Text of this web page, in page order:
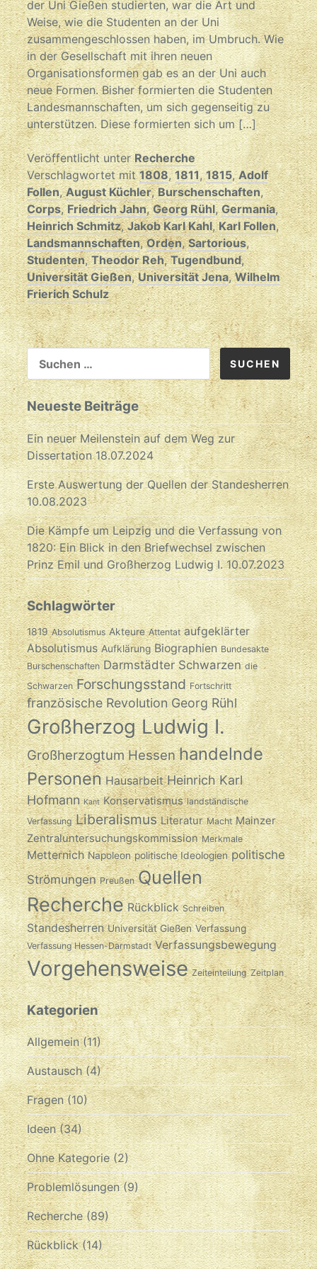
der Uni Gießen studierten, war die Art und
Weise, wie die Studenten an der Uni
zusammengeschlossen haben, im Umbruch. Wie
in der Gesellschaft mit ihren neuen
Organisationsformen gab es an der Uni auch
neue Formen. Bisher formierten die Studenten
Landesmannschaften, um sich gegenseitig zu
unterstützen. Diese formierten sich um […]
Veröffentlicht unterRecherche
Verschlagwortet mit1808,1811,1815,Adolf
Follen,August Küchler,Burschenschaften,
Corps,Friedrich Jahn,Georg Rühl,Germania,
Heinrich Schmitz,Jakob Karl Kahl,Karl Follen,
Landsmannschaften,Orden,Sartorious,
Studenten,Theodor Reh,Tugendbund,
Universität Gießen,Universität Jena,Wilhelm
Frierich Schulz
SUCHEN
NACH:
Neueste Beiträge
Ein neuer Meilenstein auf dem Weg zur
Dissertation 18.07.2024
Erste Auswertung der Quellen der Standesherren
10.08.2023
Die Kämpfe um Leipzig und die Verfassung von
1820: Ein Blick in den Briefwechsel zwischen
Prinz Emil und Großherzog Ludwig I. 10.07.2023
Schlagwörter
1819 Absolutismus Akteure Attentat aufgeklärter
Absolutismus Aufklärung Biographien Bundesakte
Burschenschaften Darmstädter Schwarzen die
Schwarzen Forschungsstand Fortschritt
französische Revolution Georg Rühl
Großherzog Ludwig I.
Großherzogtum Hessen handelnde
Personen Hausarbeit Heinrich Karl
Hofmann Kant Konservatismus landständische
Verfassung Liberalismus Literatur Macht Mainzer
Zentraluntersuchungskommission Merkmale
Metternich Napoleon politische Ideologien politische
Strömungen Preußen Quellen
Recherche Rückblick Schreiben
Standesherren Universität Gießen Verfassung
Verfassung Hessen-Darmstadt Verfassungsbewegung
Vorgehensweise Zeiteinteilung Zeitplan
Kategorien
Allgemein(11)
Austausch(4)
Fragen(10)
Ideen(34)
Ohne Kategorie(2)
Problemlösungen(9)
Recherche(89)
Rückblick(14)